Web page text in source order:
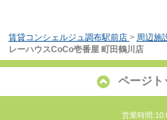
賃貸コンシェルジュ調布駅前店 > 周辺施
レーハウスCoCo壱番屋 町田鶴川店
ページト
営業時間